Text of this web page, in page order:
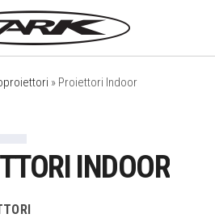
» Proiettori Indoor
INDOOR